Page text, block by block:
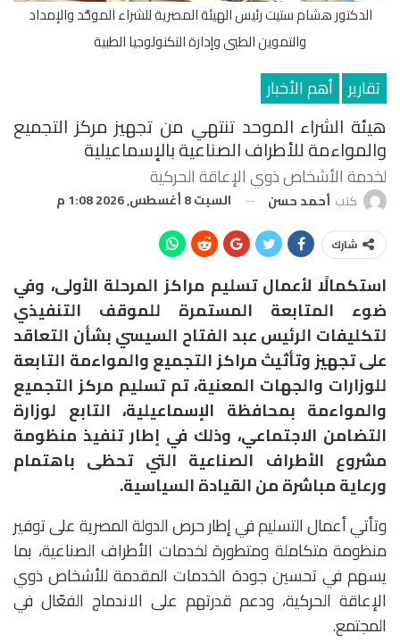
الدكتور هشام ستيت رئيس الهيئة المصرية للشراء الموحَّد والإمداد
والتموين الطبى وإدارة التكنولوجيا الطبية
تقارير أهم الأخبار
هيئة الشراء الموحد تنتهي من تجهيز مركز التجميع
والمواءمة للأطراف الصناعية بالإسماعيلية
لخدمة الأشخاص ذوي الإعاقة الحركية
كتب أحمد حسن السبت 8 أغسطس, 2026 1:08 م
شارك
استكمالًا لأعمال تسليم مراكز المرحلة الأولى، وفي
ضوء المتابعة المستمرة للموقف التنفيذي
لتكليفات الرئيس عبد الفتاح السيسي بشأن التعاقد
على تجهيز وتأثيث مراكز التجميع والمواءمة التابعة
للوزارات والجهات المعنية، تم تسليم مركز التجميع
والمواءمة بمحافظة الإسماعيلية، التابع لوزارة
التضامن الاجتماعي، وذلك في إطار تنفيذ منظومة
مشروع الأطراف الصناعية التي تحظى باهتمام
ورعاية مباشرة من القيادة السياسية.
وتأتي أعمال التسليم في إطار حرص الدولة المصرية على توفير
منظومة متكاملة ومتطورة لخدمات الأطراف الصناعية، بما
يسهم في تحسين جودة الخدمات المقدمة للأشخاص ذوي
الإعاقة الحركية، ودعم قدرتهم على الاندماج الفعّال في
المجتمع.